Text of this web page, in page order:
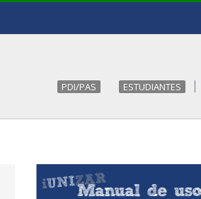
PDI/PAS ESTUDIANTES